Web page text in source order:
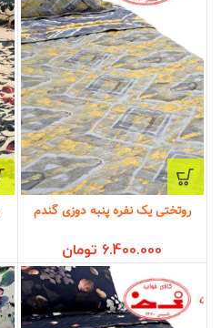
روتختی یک نفره پنبه دوزی گندم
6.400.000 تومان